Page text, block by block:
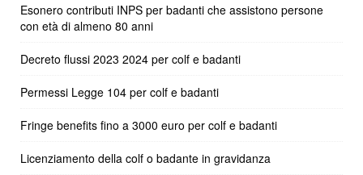
Esonero contributi INPS per badanti che assistono persone
con età di almeno 80 anni
Decreto flussi 2023 2024 per colf e badanti
Permessi Legge 104 per colf e badanti
Fringe benefits fino a 3000 euro per colf e badanti
Licenziamento della colf o badante in gravidanza